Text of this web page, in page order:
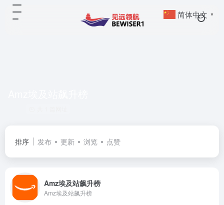
排序 发布 更新 浏览 点赞
Amz埃及站飙升榜
Amz埃及站飙升榜
简体中文 ▼